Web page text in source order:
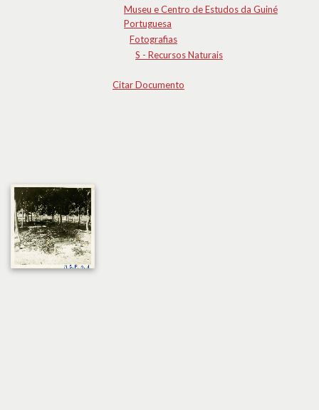
Museu e Centro de Estudos da Guiné
Portuguesa
Fotografias
S - Recursos Naturais
Citar Documento